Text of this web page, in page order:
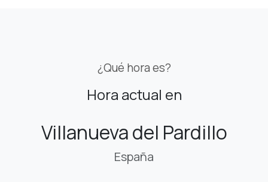
¿Qué hora es?
Hora actual en
Villanueva del Pardillo
España